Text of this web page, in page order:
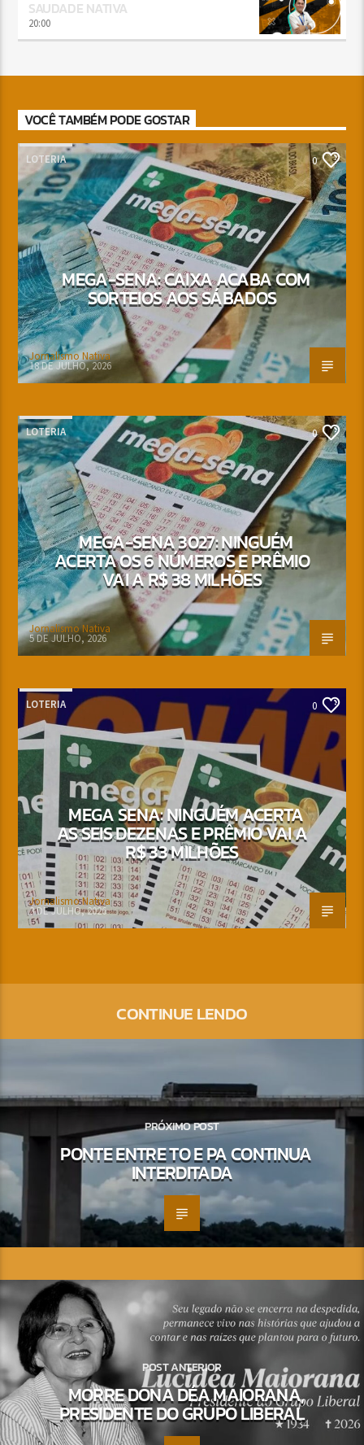
SAUDADE NATIVA
20:00
VOCÊ TAMBÉM PODE GOSTAR
LOTERIA 0
MEGA-SENA: CAIXA ACABA COM
SORTEIOS AOS SÁBADOS
Jornalismo Nativa
18 DE JULHO, 2026
LOTERIA 0
MEGA-SENA 3027: NINGUÉM
ACERTA OS 6 NÚMEROS E PRÊMIO
VAI A R$ 38 MILHÕES
Jornalismo Nativa
5 DE JULHO, 2026
LOTERIA 0
MEGA SENA: NINGUÉM ACERTA
AS SEIS DEZENAS E PRÊMIO VAI A
R$ 33 MILHÕES
Jornalismo Nativa
3 DE JULHO, 2026
CONTINUE LENDO
PRÓXIMO POST
PONTE ENTRE TO E PA CONTINUA
INTERDITADA
POST ANTERIOR
MORRE DONA DÉA MAIORANA,
PRESIDENTE DO GRUPO LIBERAL